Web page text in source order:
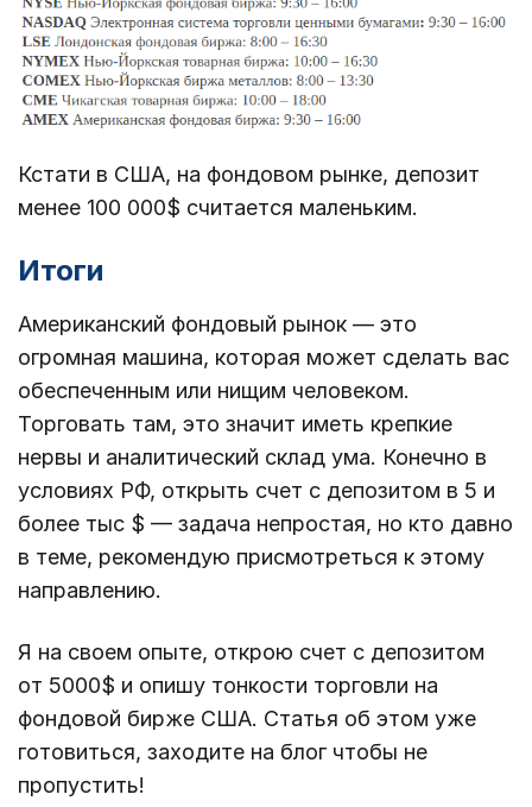
Кстати в США, на фондовом рынке, депозит
менее 100 000$ считается маленьким.
Итоги
Американский фондовый рынок — это
огромная машина, которая может сделать вас
обеспеченным или нищим человеком.
Торговать там, это значит иметь крепкие
нервы и аналитический склад ума. Конечно в
условиях РФ, открыть счет с депозитом в 5 и
более тыс $ — задача непростая, но кто давно
в теме, рекомендую присмотреться к этому
направлению.
Я на своем опыте, открою счет с депозитом
от 5000$ и опишу тонкости торговли на
фондовой бирже США. Статья об этом уже
готовиться, заходите на блог чтобы не
пропустить!